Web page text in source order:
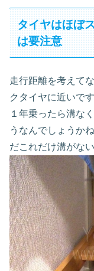
タイヤはほぼ
は要注意
走行距離を考えて
クタイヤに近いで
１年乗ったら溝な
うなんでしょうか
だこれだけ溝がな